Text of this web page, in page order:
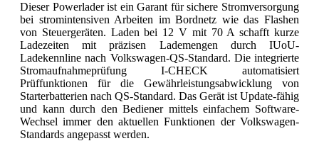
Dieser Powerlader ist ein Garant für sichere Stromversorgung
bei stromintensiven Arbeiten im Bordnetz wie das Flashen
von Steuergeräten. Laden bei 12 V mit 70 A schafft kurze
Ladezeiten mit präzisen Lademengen durch IUoU-
Ladekennline nach Volkswagen-QS-Standard. Die integrierte
Stromaufnahmeprüfung I-CHECK automatisiert
Prüffunktionen für die Gewährleistungsabwicklung von
Starterbatterien nach QS-Standard. Das Gerät ist Update-fähig
und kann durch den Bediener mittels einfachem Software-
Wechsel immer den aktuellen Funktionen der Volkswagen-
Standards angepasst werden.